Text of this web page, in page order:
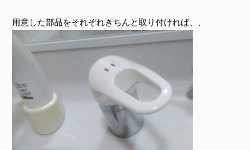
用意した部品をそれぞれきちんと取り付ければ、、